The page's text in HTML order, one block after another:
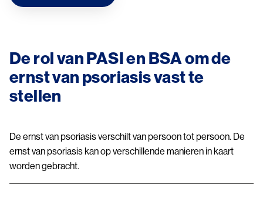
De rol van PASI en BSA om de
ernst van psoriasis vast te
stellen
De ernst van psoriasis verschilt van persoon tot persoon. De
ernst van psoriasis kan op verschillende manieren in kaart
worden gebracht.